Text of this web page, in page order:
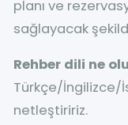
planı ve
sağlayacak
Rehber dili ne
Türkçe/İngilizce/
netleştiririz.